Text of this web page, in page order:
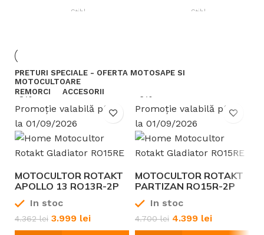
Stihl
TIP ALIMENTARE
DIMENSIUNE LAMA
cm
Stihl
DIMENSIUNE LAMA
PRETURI SPECIALE - OFERTA MOTOSAPE SI
MOTOCULTOARE
REMORCI
ACCESORII
-8%
Promoție valabilă până
la 01/09/2026
MOTOCULTOR ROTAKT
APOLLO 13 RO13R-2P
(DOUA PRIZE DE
PUTERE) 13 CP BENZINĂ
LĂȚIME DE LUCRU 560-
1350MM
In stoc
4.362lei 3.999 lei
Promoție valabilă până
la 01/09/2026
MOTOCULTOR ROTAKT
PARTIZAN RO15R-2P
DOUA PRIZE DE PUTERE
15 CP BENZINĂ LĂȚIME
DE LUCRU 560-1350MM
In stoc
4.700lei 4.399 lei